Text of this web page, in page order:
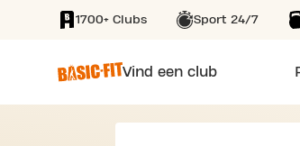
SKIP TO MAIN CONTENT
1700+ Clubs Sport 24/7
Vind een club